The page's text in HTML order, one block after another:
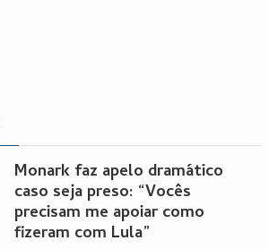
Monark faz apelo dramático
caso seja preso: “Vocês
precisam me apoiar como
fizeram com Lula”